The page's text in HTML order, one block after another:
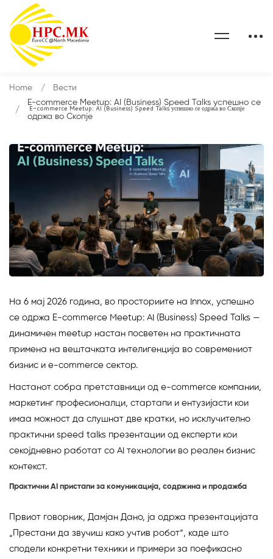
E-commerce Meetup: AI (Business) Speed Talks успешно се одржа во Скопје
Home
Вести
E-commerce Meetup: AI (Business) Speed Talks успешно се
одржа во Скопје
На 6 мај 2026 година, во просториите на Innox, успешно
се одржа E-commerce Meetup: AI (Business) Speed Talks —
динамичен meetup настан посветен на практичната
примена на вештачката интелигенција во современиот
бизнис и e-commerce сектор.
Настанот собра претставници од e-commerce компании,
маркетинг професионалци, стартапи и ентузијасти кои
имаа можност да слушнат две кратки, но исклучително
практични speed talks презентации од експерти кои
секојдневно работат со AI технологии во реален бизнис
контекст.
Практични AI пристапи за комуникација, содржина и продажба
Првиот говорник, Дамјан Дано, ја одржа презентацијата
„Престани да звучиш како учтив робот“, каде што
сподели конкретни техники и примери за поефикасно